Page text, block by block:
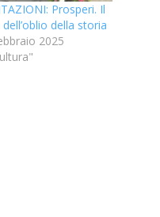
Prosperi. Il
della storia
2025